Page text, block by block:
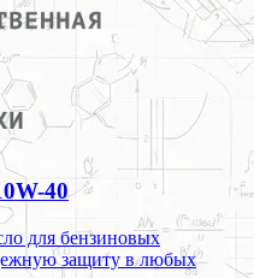
40
для бензиновых
защиту в любых